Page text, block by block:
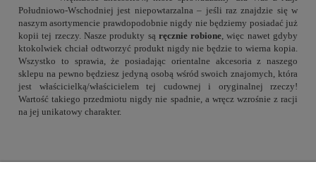
Południowo-Wschodniej jest niepowtarzalna – jeśli raz znajdzie się w
naszym asortymencie prawdopodobnie nigdy nie będziemy posiadać już
kopii tej rzeczy. Nasze produkty są ręcznie robione , więc nawet gdyby
ktokolwiek chciał odtworzyć produkt nigdy nie będzie to wierna kopia.
Wszystko to sprawia, że posiadając orientalne akcesoria z naszego
sklepu na pewno będziesz jedyną osobą wśród swoich znajomych, która
jest właścicielką/właścicielem tej cudownej i oryginalnej rzeczy!
Wartość takiego przedmiotu nigdy nie spadnie, a wręcz wzrośnie z racji
na jej unikatowy charakter.